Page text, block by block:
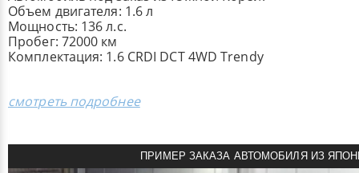
Объем двигателя: 1.6 л
Мощность: 136 л.с.
Пробег: 72000 км
Комплектация: 1.6 CRDI DCT 4WD Trendy
смотреть подробнее
ПРИМЕР ЗАКАЗА АВТОМОБИЛЯ ИЗ